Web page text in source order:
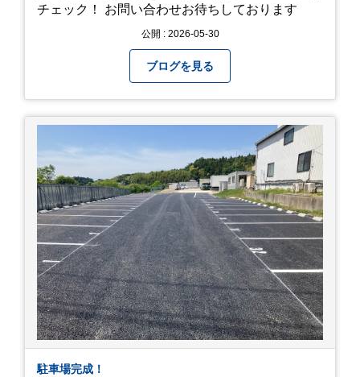
チェック！ お問い合わせお待ちしております
公開 : 2026-05-30
ブログを見る
駐車場完成！